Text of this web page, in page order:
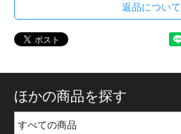
返品について
ほかの商品を探す